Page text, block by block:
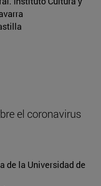
el coronavirus
de la Universidad de